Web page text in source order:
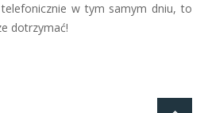
w tym samym dniu, to
dotrzymać!